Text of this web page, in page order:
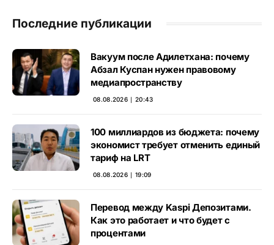
Последние публикации
Вакуум после Адилетхана: почему
Абзал Куспан нужен правовому
медиапространству
08.08.2026 ∣ 20:43
100 миллиардов из бюджета: почему
экономист требует отменить единый
тариф на LRT
08.08.2026 ∣ 19:09
Перевод между Kaspi Депозитами.
Как это работает и что будет с
процентами